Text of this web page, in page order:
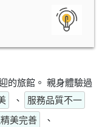
的旅館。 親身體驗過
、
服務品質不一
美完善
、